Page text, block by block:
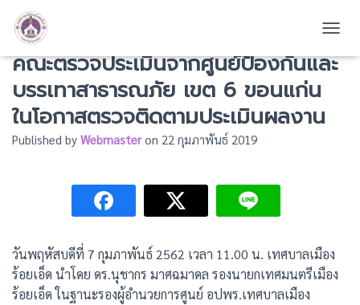
เทศบาลเมืองร้อยเอ็ด ให้การต้อนรับ
คณะตรวจประเมินจากศูนย์ป้องกันและ
บรรเทาสาธารณภัย เขต 6 ขอนแก่น
ในโอกาสตรวจติดตามประเมินผลงาน
Published by Webmasteron 22 กุมภาพันธ์ 2019
วันพฤหัสบดีที่ 7 กุมภาพันธ์ 2562 เวลา 11.00 น. เทศบาลเมือง
ร้อยเอ็ด นำโดย ดร.นุชากร มาศฉมาดล รองนายกเทศมนตรีเมือง
ร้อยเอ็ด ในฐานะรองผู้อำนวยการศูนย์ อปพร.เทศบาลเมือง